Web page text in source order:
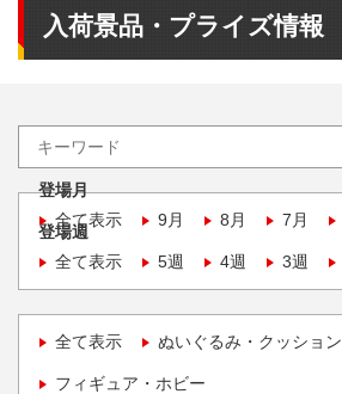
入荷景品・プライズ情報
登場月
全て表示
9月 8月 7月
登場週
全て表示
5週 4週 3週
全て表示 ぬいぐるみ・クッション
フィギュア・ホビー